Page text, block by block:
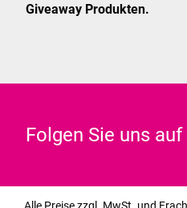
Giveaway Produkten.
Folgen Sie uns auf